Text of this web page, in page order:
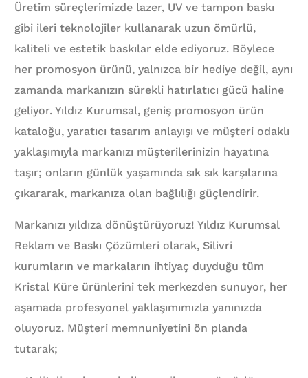
Üretim süreçlerimizde lazer, UV ve tampon baskı
gibi ileri teknolojiler kullanarak uzun ömürlü,
kaliteli ve estetik baskılar elde ediyoruz. Böylece
her promosyon ürünü, yalnızca bir hediye değil, aynı
zamanda markanızın sürekli hatırlatıcı gücü haline
geliyor. Yıldız Kurumsal, geniş promosyon ürün
kataloğu, yaratıcı tasarım anlayışı ve müşteri odaklı
yaklaşımıyla markanızı müşterilerinizin hayatına
taşır; onların günlük yaşamında sık sık karşılarına
çıkararak, markanıza olan bağlılığı güçlendirir.
Markanızı yıldıza dönüştürüyoruz! Yıldız Kurumsal
Reklam ve Baskı Çözümleri olarak, Silivri
kurumların ve markaların ihtiyaç duyduğu tüm
Kristal Küre ürünlerini tek merkezden sunuyor, her
aşamada profesyonel yaklaşımımızla yanınızda
oluyoruz. Müşteri memnuniyetini ön planda
tutarak;